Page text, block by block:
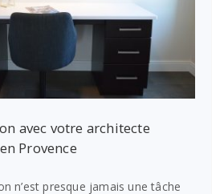
avec votre architecte
Provence
n’est presque jamais une tâche